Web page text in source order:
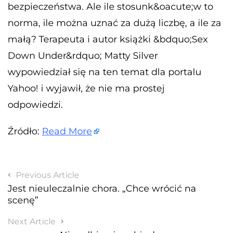
bezpieczeństwa. Ale ile stosunk&oacute;w to
norma, ile można uznać za dużą liczbę, a ile za
małą? Terapeuta i autor książki &bdquo;Sex
Down Under&rdquo; Matty Silver
wypowiedział się na ten temat dla portalu
Yahoo! i wyjawił, że ​​nie ma prostej
odpowiedzi.
Źródło: Read More
Previous Article
Jest nieuleczalnie chora. „Chce wrócić na
scenę”
Next Article